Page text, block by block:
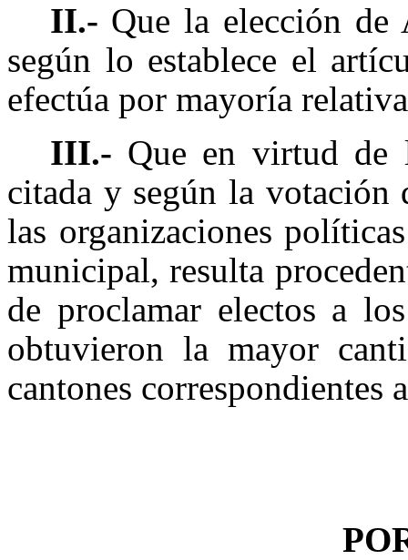
II.- Que la elección de
según lo establece el
efectúa por mayoría
III.- Que en virtud de
citada y según la votación
las organizaciones
municipal, resulta
de proclamar electos a
obtuvieron la mayor
cantones correspondientes